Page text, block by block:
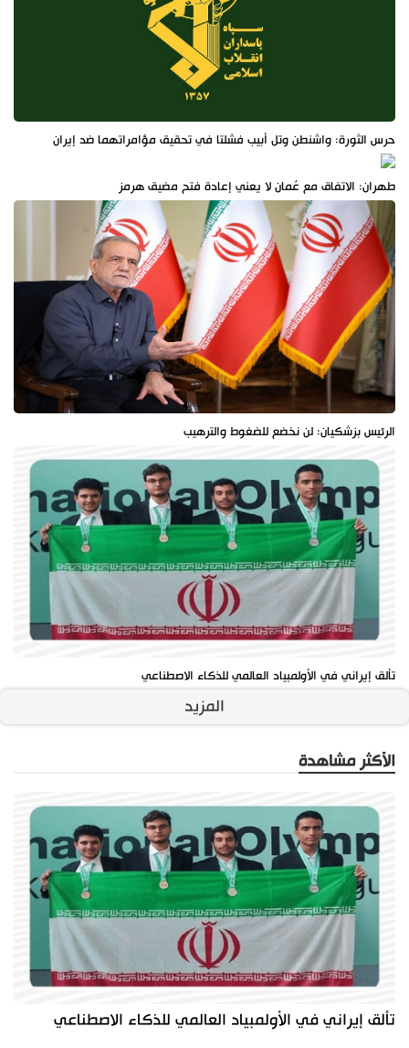
حرس الثورة: واشنطن وتل أبيب فشلتا في تحقيق مؤامراتهما ضد إيران
طهران: الاتفاق مع عُمان لا يعني إعادة فتح مضيق هرمز
الرئيس بزشكيان: لن نخضع للضغوط والترهيب
تألق إيراني في الأولمبياد العالمي للذكاء الاصطناعي
المزيد
الأكثر مشاهدة
تألق إيراني في الأولمبياد العالمي للذكاء الاصطناعي